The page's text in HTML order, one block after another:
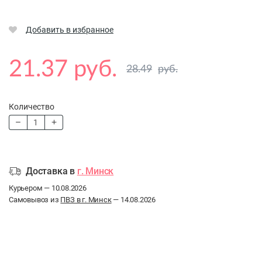
Добавить в избранное
21.37 руб. 28.49 руб.
Количество
Доставка в г. Минск
Курьером — 10.08.2026
Самовывоз из ПВЗ в г. Минск— 14.08.2026